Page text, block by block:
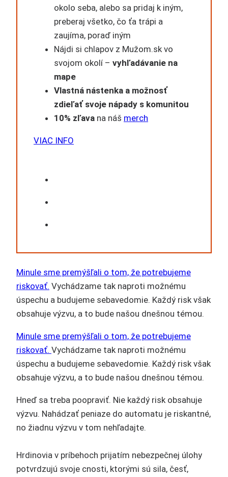
okolo seba, alebo sa pridaj k iným,
preberaj všetko, čo ťa trápi a
zaujíma, poraď iným
Nájdi si chlapov z Mužom.sk vo
svojom okolí – vyhľadávanie na
mape
Vlastná nástenka a možnosť
zdieľať svoje nápady s komunitou
10% zľava na náš merch
VIAC INFO
Minule sme premýšľali o tom, že potrebujeme
riskovať. Vychádzame tak naproti možnému
úspechu a budujeme sebavedomie. Každý risk však
obsahuje výzvu, a to bude našou dnešnou témou.
Minule sme premýšľali o tom, že potrebujeme
riskovať. Vychádzame tak naproti možnému
úspechu a budujeme sebavedomie. Každý risk však
obsahuje výzvu, a to bude našou dnešnou témou.
Hneď sa treba poopraviť. Nie každý risk obsahuje
výzvu. Nahádzať peniaze do automatu je riskantné,
no žiadnu výzvu v tom nehľadajte.
Hrdinovia v príbehoch prijatím nebezpečnej úlohy
potvrdzujú svoje cnosti, ktorými sú sila, česť,